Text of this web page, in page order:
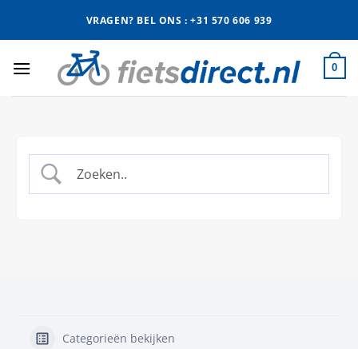
VRAGEN? BEL ONS : +31 570 606 939
0
Categorieën bekijken